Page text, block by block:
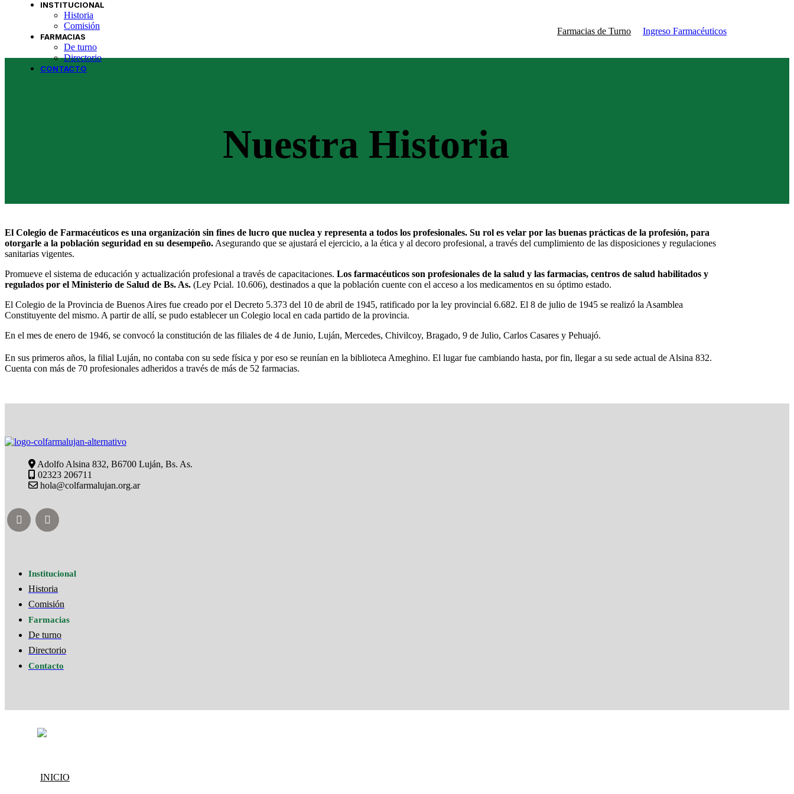
INSTITUCIONAL
Historia
Comisión
FARMACIAS
De turno
Directorio
CONTACTO
Farmacias de Turno Ingreso Farmacéuticos
Nuestra Historia
El Colegio de Farmacéuticos es una organización sin fines de lucro que nuclea y representa a todos los profesionales. Su rol es velar por las buenas prácticas de la profesión, para
otorgarle a la población seguridad en su desempeño. Asegurando que se ajustará el ejercicio, a la ética y al decoro profesional, a través del cumplimiento de las disposiciones y regulaciones
sanitarias vigentes.
Promueve el sistema de educación y actualización profesional a través de capacitaciones. Los farmacéuticos son profesionales de la salud y las farmacias, centros de salud habilitados y
regulados por el Ministerio de Salud de Bs. As. (Ley Pcial. 10.606), destinados a que la población cuente con el acceso a los medicamentos en su óptimo estado.
El Colegio de la Provincia de Buenos Aires fue creado por el Decreto 5.373 del 10 de abril de 1945, ratificado por la ley provincial 6.682. El 8 de julio de 1945 se realizó la Asamblea
Constituyente del mismo. A partir de allí, se pudo establecer un Colegio local en cada partido de la provincia.
En el mes de enero de 1946, se convocó la constitución de las filiales de 4 de Junio, Luján, Mercedes, Chivilcoy, Bragado, 9 de Julio, Carlos Casares y Pehuajó.
En sus primeros años, la filial Luján, no contaba con su sede física y por eso se reunían en la biblioteca Ameghino. El lugar fue cambiando hasta, por fin, llegar a su sede actual de Alsina 832.
Cuenta con más de 70 profesionales adheridos a través de más de 52 farmacias.
Adolfo Alsina 832, B6700 Luján, Bs. As.
02323 206711
hola@colfarmalujan.org.ar
Institucional
Historia
Comisión
Farmacias
De turno
Directorio
Contacto
INICIO